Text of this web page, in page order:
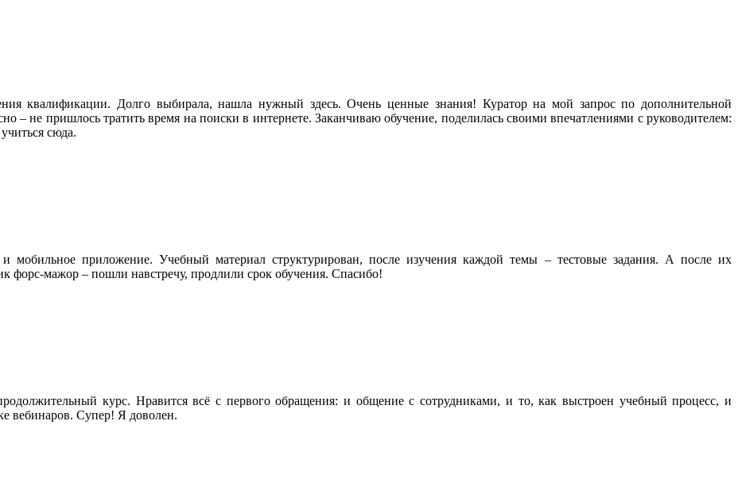
квалификации. Долго выбирала, нашла нужный здесь. Очень ценные знания! Куратор на мой запрос по дополнительной
не пришлось тратить время на поиски в интернете. Заканчиваю обучение, поделилась своими впечатлениями с руководителем:
сюда.
мобильное приложение. Учебный материал структурирован, после изучения каждой темы – тестовые задания. А после их
форс-мажор – пошли навстречу, продлили срок обучения. Спасибо!
курс. Нравится всё с первого обращения: и общение с сотрудниками, и то, как выстроен учебный процесс, и
вебинаров. Супер! Я доволен.